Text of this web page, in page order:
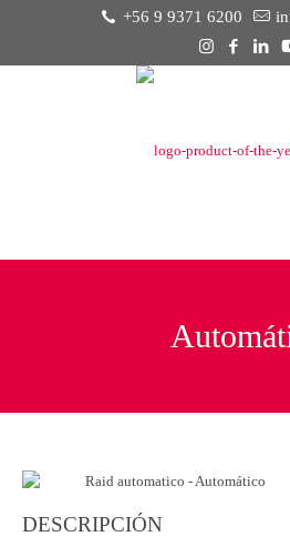
+56 9 9371 6200
DESCRIPCIÓN